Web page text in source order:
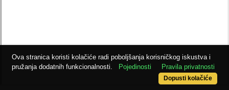
Ova stranica koristi kolačiće radi poboljšanja korisničkog iskustva i
pružanja dodatnih funkcionalnosti.
Pojedinosti Pravila privatnosti
Dopusti kolačiće